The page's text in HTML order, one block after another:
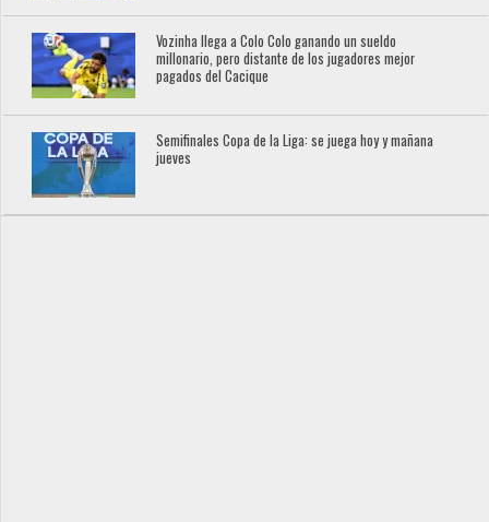
Vozinha llega a Colo Colo ganando un sueldo
millonario, pero distante de los jugadores mejor
pagados del Cacique
Semifinales Copa de la Liga: se juega hoy y mañana
jueves